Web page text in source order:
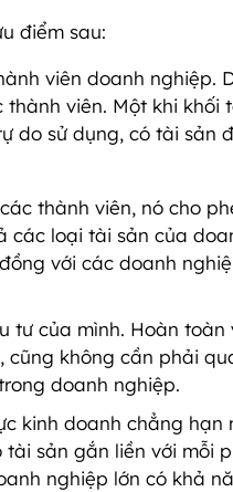
điểm sau:
viên doanh nghiệp.
viên. Một khi khối
do sử dụng, có tài sản
thành viên, nó cho
các loại tài sản của
với các doanh
tư của mình. Hoàn toàn
cũng không cần phải
doanh nghiệp.
kinh doanh chẳng hạn
sản gắn liền với mỗi
nghiệp lớn có khả